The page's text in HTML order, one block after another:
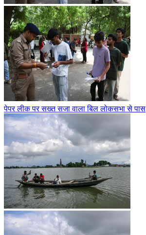
पेपर लीक पर सख्त सजा वाला बिल लोकसभा से पास